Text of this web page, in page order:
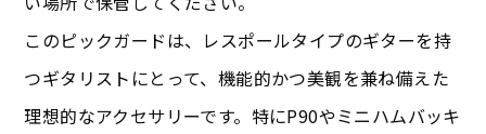
このピックガードは、レスポールタイプのギターを持
つギタリストにとって、機能的かつ美観を兼ね備えた
理想的なアクセサリーです。特にP90やミニハムバッキ